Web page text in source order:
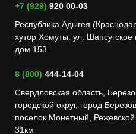
+7 (929) 920 00-03
Республика Адыгея
хутор Хомуты. ул. Шапсугское
дом 153
8 (800) 444-14-04
Свердловская область,
городской округ, город
поселок Монетный, Режевской
31км